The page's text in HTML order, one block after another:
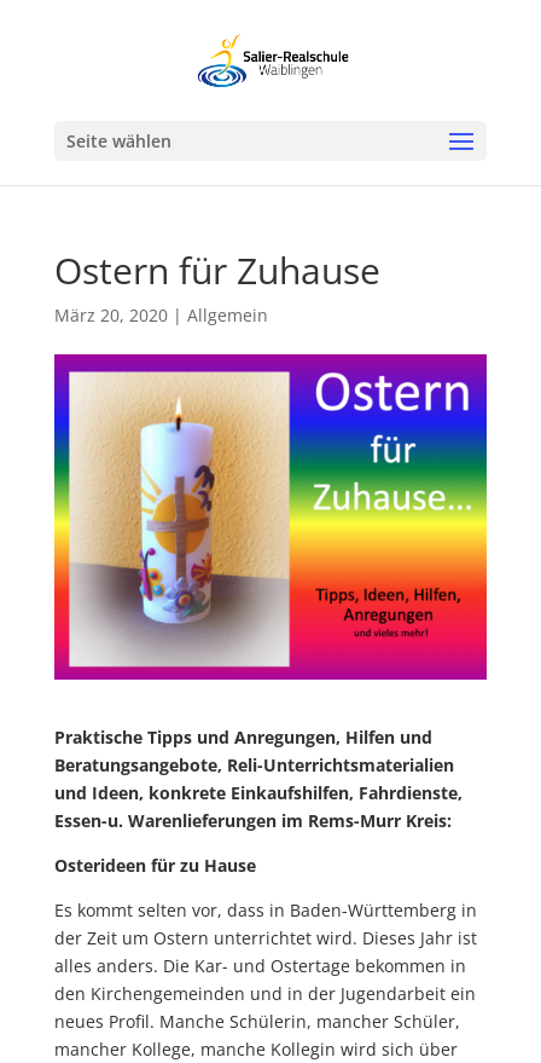
Seite wählen
Ostern für Zuhause
März 20, 2020| Allgemein
Praktische Tipps und Anregungen, Hilfen und
Beratungsangebote, Reli-Unterrichtsmaterialien
und Ideen, konkrete Einkaufshilfen, Fahrdienste,
Essen-u. Warenlieferungen im Rems-Murr Kreis:
Osterideen für zu Hause
Es kommt selten vor, dass in Baden-Württemberg in
der Zeit um Ostern unterrichtet wird. Dieses Jahr ist
alles anders. Die Kar- und Ostertage bekommen in
den Kirchengemeinden und in der Jugendarbeit ein
neues Profil. Manche Schülerin, mancher Schüler,
mancher Kollege, manche Kollegin wird sich über